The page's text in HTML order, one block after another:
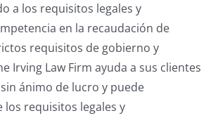
a los requisitos legales y
en la recaudación de
requisitos de gobierno y
Irving Law Firm ayuda a sus clientes
ánimo de lucro y puede
requisitos legales y